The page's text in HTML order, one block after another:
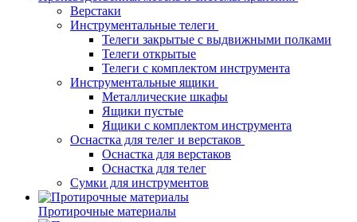
Верстаки
Инструментальные телеги
Телеги закрытые с выдвижными полками
Телеги открытые
Телеги с комплектом инструмента
Инструментальные ящики
Металлические шкафы
Ящики пустые
Ящики с комплектом инструмента
Оснастка для телег и верстаков
Оснастка для верстаков
Оснастка для телег
Сумки для инструментов
Протирочные материалы